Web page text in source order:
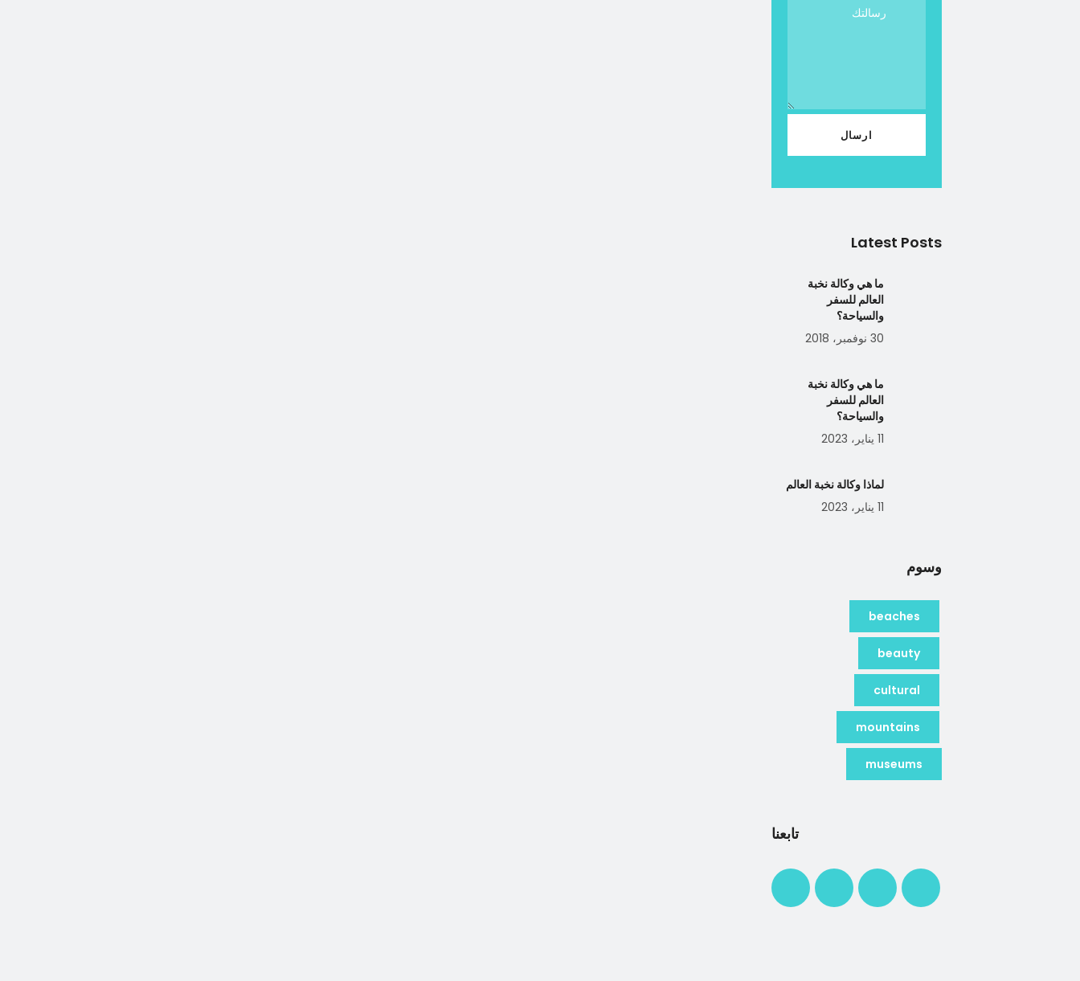
Latest Posts
ما هي وكالة نخبة
العالم للسفر
والسياحة؟
30 نوفمبر، 2018
ما هي وكالة نخبة
العالم للسفر
والسياحة؟
11 يناير، 2023
لماذا وكالة نخبة العالم
11 يناير، 2023
وسوم
beaches
beauty
cultural
mountains
museums
تابعنا